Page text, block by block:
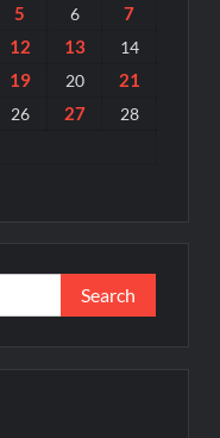
5 6 7
12 13 14
19 20
21
26 27 28
Search
for: